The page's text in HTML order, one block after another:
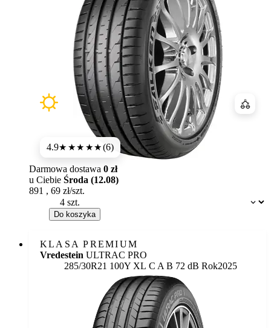
4.9★★★★★(6)
Dostępność:
Darmowa dostawa 0 zł
u Ciebie Środa (12.08)
891 , 69 zł/szt.
Do koszyka
KLASA PREMIUM
Vredestein ULTRAC PRO
285/30R21 100Y XL Etykieta:
C A B 72 dB Rok2025